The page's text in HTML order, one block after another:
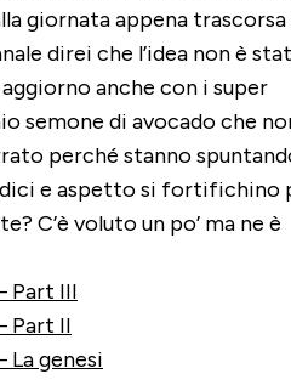
giornata appena trascorsa
direi che l’idea non è
anche con i super
semone di avocado che
perché stanno
e aspetto si fortifichino
C’è voluto un po’ ma ne è
Part III
Part II
La genesi